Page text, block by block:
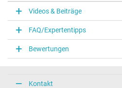
Videos & Beiträge
FAQ/Expertentipps
Bewertungen
Kontakt